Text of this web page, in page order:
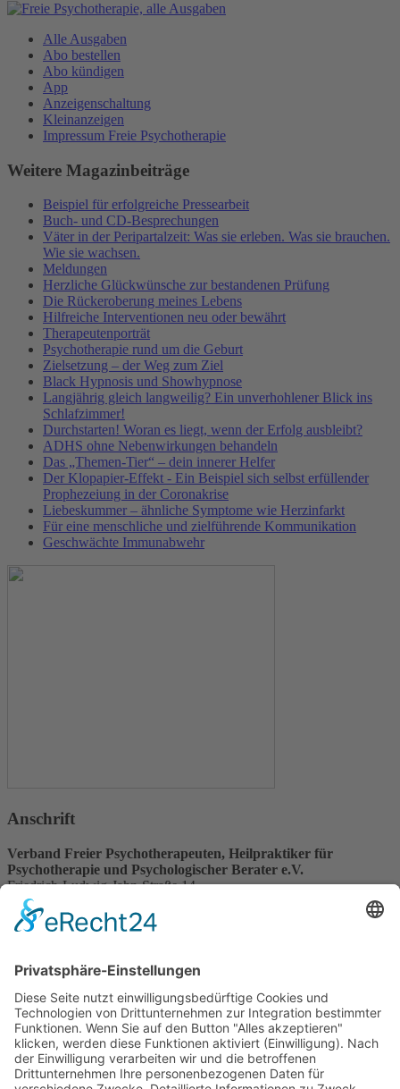
Alle Ausgaben
Abo bestellen
Abo kündigen
App
Anzeigenschaltung
Kleinanzeigen
Impressum Freie Psychotherapie
Weitere Magazinbeiträge
Beispiel für erfolgreiche Pressearbeit
Buch- und CD-Besprechungen
Väter in der Peripartalzeit: Was sie erleben. Was sie brauchen.
Wie sie wachsen.
Meldungen
Herzliche Glückwünsche zur bestandenen Prüfung
Die Rückeroberung meines Lebens
Hilfreiche Interventionen neu oder bewährt
Therapeutenporträt
Psychotherapie rund um die Geburt
Zielsetzung – der Weg zum Ziel
Black Hypnosis und Showhypnose
Langjährig gleich langweilig? Ein unverhohlener Blick ins
Schlafzimmer!
Durchstarten! Woran es liegt, wenn der Erfolg ausbleibt?
ADHS ohne Nebenwirkungen behandeln
Das „Themen-Tier“ – dein innerer Helfer
Der Klopapier-Effekt - Ein Beispiel sich selbst erfüllender
Prophezeiung in der Coronakrise
Liebeskummer – ähnliche Symptome wie Herzinfarkt
Für eine menschliche und zielführende Kommunikation
Geschwächte Immunabwehr
Anschrift
Verband Freier Psychotherapeuten, Heilpraktiker für
Psychotherapie und Psychologischer Berater e.V.
Friedrich-Ludwig-Jahn-Straße 14
31582 Nienburg/Weser
Service-Team
05021-8650320
Diese E-Mail-Adresse ist vor Spambots geschützt! Zur Anzeige
muss JavaScript eingeschaltet sein.
Wir sind Mitglied